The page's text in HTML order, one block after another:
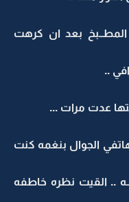
بعد ان كرهت
..
عدت مرات ...
الجوال بنغمه كنت
.. القيت نظره خاطفه